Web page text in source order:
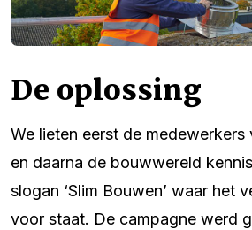
De oplossing
We lieten eerst de
en daarna de bouwwereld
slogan ‘Slim Bouwen’ waar het
voor staat. De campagne werd